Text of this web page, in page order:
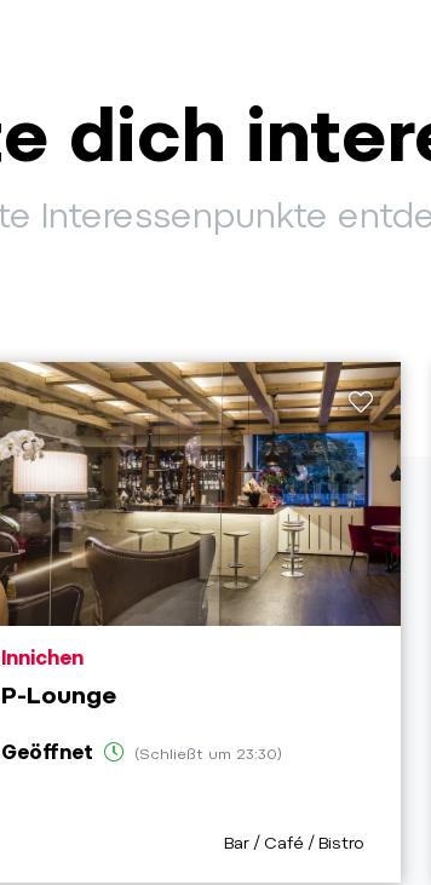
dich
Interessenpunkte
aria.poi_location_prefix
Innichen
P-Lounge
Geöffnet (Schließt um 23:30)
aria.poi_category_prefix
Bar / Café / Bistro